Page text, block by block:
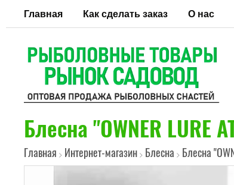
Главная Как сделать заказ О нас
Блесна "OWNER LURE
Главная > Интернет-магазин > Блесна > Блесна